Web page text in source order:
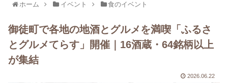
ホーム イベント 食のイベント
御徒町で各地の地酒とグルメを満喫「ふるさ
とグルメてらす」開催｜16酒蔵・64銘柄以上
が集結
2026.06.22